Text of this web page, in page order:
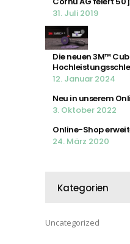
31. Juli 2019
Die neuen 3M™
12. Januar 2024
Neu in unserem
3. Oktober 2022
Online-Shop
24. März 2020
Kategorien
Uncategorized